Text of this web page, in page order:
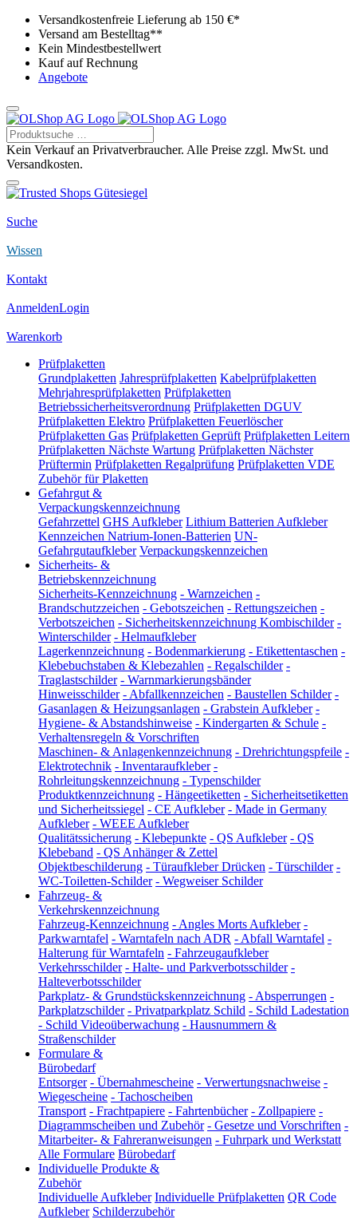
Versandkostenfreie Lieferung ab 150 €*
Versand am Bestelltag**
Kein Mindestbestellwert
Kauf auf Rechnung
Angebote
Kein Verkauf an Privatverbraucher. Alle Preise zzgl. MwSt. und
Versandkosten.
Suche
Wissen
Kontakt
AnmeldenLogin
Warenkorb
Prüfplaketten
Grundplaketten Jahresprüfplaketten Kabelprüfplaketten
Mehrjahresprüfplaketten Prüfplaketten
Betriebssicherheitsverordnung Prüfplaketten DGUV
Prüfplaketten Elektro Prüfplaketten Feuerlöscher
Prüfplaketten Gas Prüfplaketten Geprüft Prüfplaketten Leitern
Prüfplaketten Nächste Wartung Prüfplaketten Nächster
Prüftermin Prüfplaketten Regalprüfung Prüfplaketten VDE
Zubehör für Plaketten
Gefahrgut &
Verpackungskennzeichnung
Gefahrzettel GHS Aufkleber Lithium Batterien Aufkleber
Kennzeichen Natrium-Ionen-Batterien UN-
Gefahrgutaufkleber Verpackungskennzeichen
Sicherheits- &
Betriebskennzeichnung
Sicherheits-Kennzeichnung - Warnzeichen -
Brandschutzzeichen - Gebotszeichen - Rettungszeichen -
Verbotszeichen - Sicherheitskennzeichnung Kombischilder -
Winterschilder - Helmaufkleber
Lagerkennzeichnung - Bodenmarkierung - Etikettentaschen -
Klebebuchstaben & Klebezahlen - Regalschilder -
Traglastschilder - Warnmarkierungsbänder
Hinweisschilder - Abfallkennzeichen - Baustellen Schilder -
Gasanlagen & Heizungsanlagen - Grabstein Aufkleber -
Hygiene- & Abstandshinweise - Kindergarten & Schule -
Verhaltensregeln & Vorschriften
Maschinen- & Anlagenkennzeichnung - Drehrichtungspfeile -
Elektrotechnik - Inventaraufkleber -
Rohrleitungskennzeichnung - Typenschilder
Produktkennzeichnung - Hängeetiketten - Sicherheitsetiketten
und Sicherheitssiegel - CE Aufkleber - Made in Germany
Aufkleber - WEEE Aufkleber
Qualitätssicherung - Klebepunkte - QS Aufkleber - QS
Klebeband - QS Anhänger & Zettel
Objektbeschilderung - Türaufkleber Drücken - Türschilder -
WC-Toiletten-Schilder - Wegweiser Schilder
Fahrzeug- &
Verkehrskennzeichnung
Fahrzeug-Kennzeichnung - Angles Morts Aufkleber -
Parkwarntafel - Warntafeln nach ADR - Abfall Warntafel -
Halterung für Warntafeln - Fahrzeugaufkleber
Verkehrsschilder - Halte- und Parkverbotsschilder -
Halteverbotsschilder
Parkplatz- & Grundstückskennzeichnung - Absperrungen -
Parkplatzschilder - Privatparkplatz Schild - Schild Ladestation
- Schild Videoüberwachung - Hausnummern &
Straßenschilder
Formulare &
Bürobedarf
Entsorger - Übernahmescheine - Verwertungsnachweise -
Wiegescheine - Tachoscheiben
Transport - Frachtpapiere - Fahrtenbücher - Zollpapiere -
Diagrammscheiben und Zubehör - Gesetze und Vorschriften -
Mitarbeiter- & Fahreranweisungen - Fuhrpark und Werkstatt
Alle Formulare Bürobedarf
Individuelle Produkte &
Zubehör
Individuelle Aufkleber Individuelle Prüfplaketten QR Code
Aufkleber Schilderzubehör